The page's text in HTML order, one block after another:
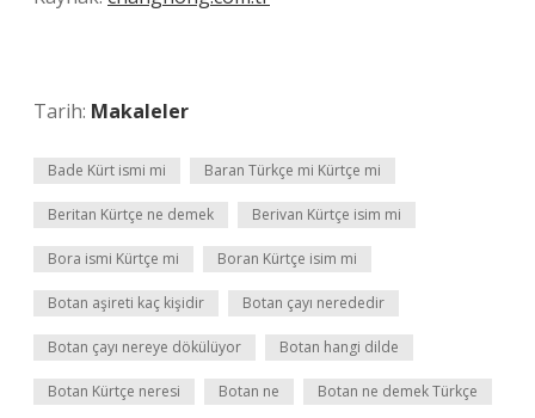
Tarih: Makaleler
Bade Kürt ismi mi Baran Türkçe mi Kürtçe mi
Beritan Kürtçe ne demek Berivan Kürtçe isim mi
Bora ismi Kürtçe mi Boran Kürtçe isim mi
Botan aşireti kaç kişidir Botan çayı nerededir
Botan çayı nereye dökülüyor Botan hangi dilde
Botan Kürtçe neresi Botan ne Botan ne demek Türkçe